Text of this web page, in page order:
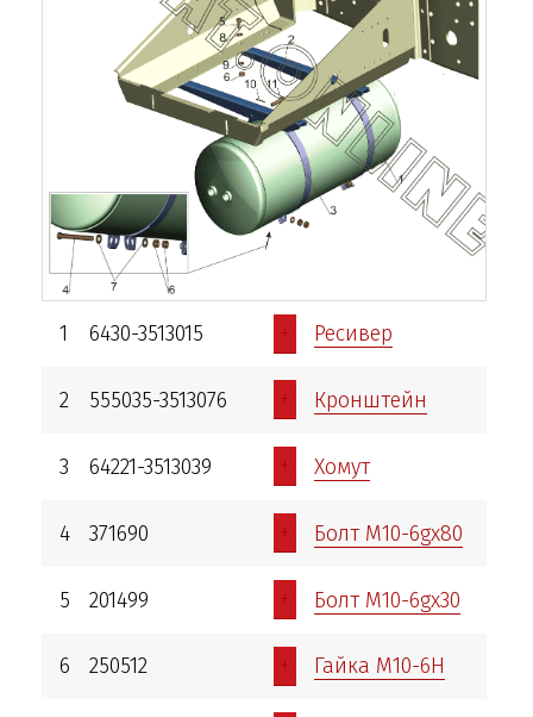
1 6430-3513015 + Ресивер
2 555035-3513076 + Кронштейн
3 64221-3513039 + Хомут
4 371690 + Болт М10-6gх80
5 201499 + Болт М10-6gх30
6 250512 + Гайка М10-6Н